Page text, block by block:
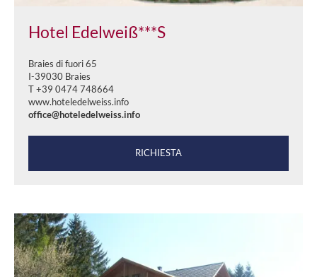
Hotel Edelweiß***S
Braies di fuori 65
I-39030 Braies
T +39 0474 748664
www.hoteledelweiss.info
office@hoteledelweiss.info
RICHIESTA